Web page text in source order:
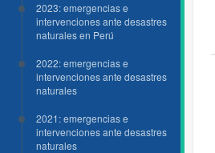
2023: emergencias e
intervenciones ante desastres
naturales en Perú
2022: emergencias e
intervenciones ante desastres
naturales
2021: emergencias e
intervenciones ante desastres
naturales